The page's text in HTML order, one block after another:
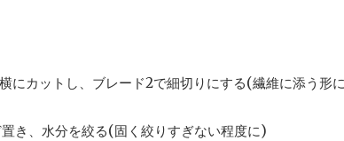
にカットし、ブレード2で細切りにする(繊維に添う形
き、水分を絞る(固く絞りすぎない程度に)